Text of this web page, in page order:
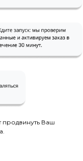
продвинуть Ваш